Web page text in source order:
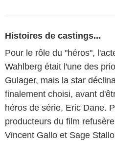
Histoires de castings...
Pour le rôle du "héros",
Wahlberg était l'une des
Gulager, mais la star
finalement choisi, avant
héros de série, Eric Dane.
producteurs du film
Vincent Gallo et Sage